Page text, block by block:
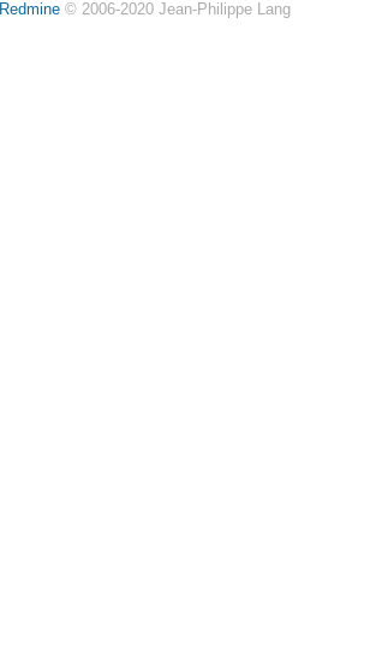
Redmine© 2006-2020 Jean-Philippe Lang